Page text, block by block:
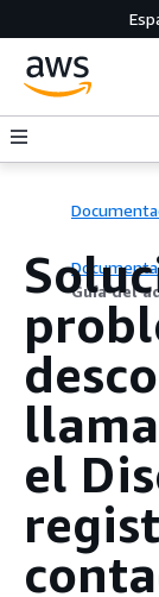
Guía del
el